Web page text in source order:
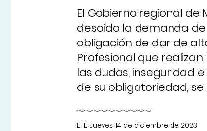
El Gobierno regional de
desoído la demanda
obligación de dar de
Profesional que
las dudas, inseguridad
de su obligatoriedad, se
EFE Jueves, 14 de diciembre de 2023